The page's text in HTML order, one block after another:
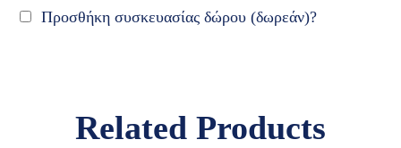
Προσθήκη συσκευασίας δώρου (δωρεάν)?
Related Products